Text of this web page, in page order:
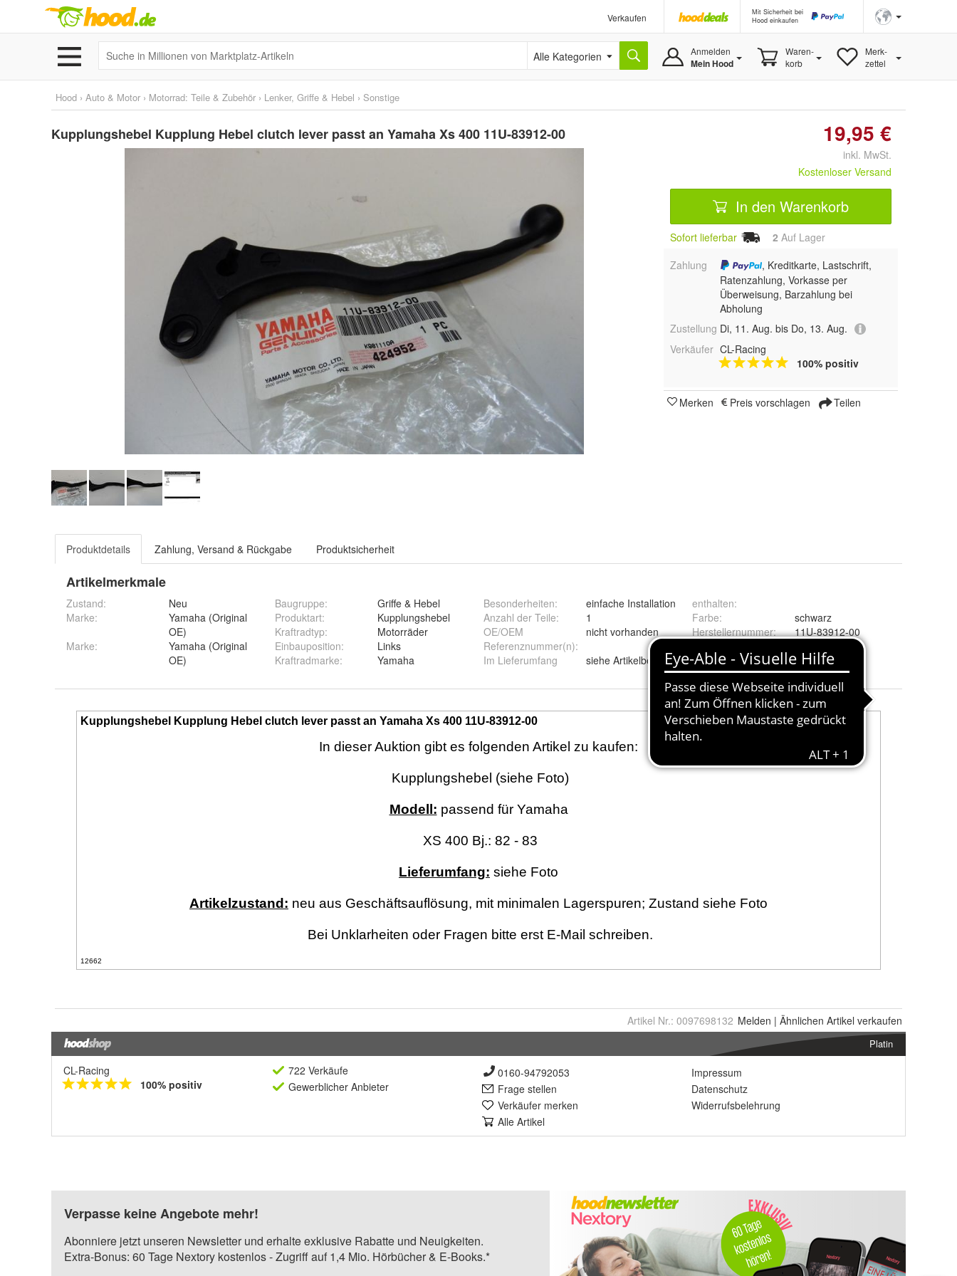
Verkaufen
Mit Sicherheit bei
Hood einkaufen
Alle Kategorien Anmelden
Mein Hood
Waren-
korb
Merk-
zettel
Hood › Auto & Motor › Motorrad: Teile & Zubehör › Lenker, Griffe & Hebel › Sonstige
Kupplungshebel Kupplung Hebel clutch lever passt an Yamaha Xs 400 11U-83912-00 19,95 €
inkl. MwSt.
Kostenloser Versand
In den Warenkorb
Sofort lieferbar 2 Auf Lager
Zahlung
, Kreditkarte, Lastschrift,
Ratenzahlung, Vorkasse per
Überweisung, Barzahlung bei
Abholung
Zustellung Di, 11. Aug. bis Do, 13. Aug.
Verkäufer CL-Racing
100% positiv
Merken Preis vorschlagen Teilen
Produktdetails Zahlung, Versand & Rückgabe Produktsicherheit
Artikelmerkmale
Zustand:
Neu
Marke:
Yamaha (Original
OE)
Marke:
Yamaha (Original
OE)
Baugruppe:
Griffe & Hebel
Produktart:
Kupplungshebel
Kraftradtyp:
Motorräder
Einbauposition:
Links
Kraftradmarke: Yamaha
Besonderheiten:
einfache Installation
Anzahl der Teile:
1
OE/OEM
Referenznummer(n):
nicht vorhanden
Im Lieferumfang
enthalten:
siehe Artikelbeschreibung
Farbe:
schwarz
Herstellernummer:
11U-83912-00
OEM
Artikel Nr.: 0097698132 Melden | Ähnlichen Artikel verkaufen
Platin
CL-Racing
100% positiv
722 Verkäufe
Gewerblicher Anbieter
0160-94792053
Frage stellen
Verkäufer merken
Alle Artikel
Impressum
Datenschutz
Widerrufsbelehrung
Verpasse keine Angebote mehr!
Abonniere jetzt unseren Newsletter und erhalte exklusive Rabatte und Neuigkeiten.
Extra-Bonus: 60 Tage Nextory kostenlos - Zugriff auf 1,4 Mio. Hörbücher & E-Books.*